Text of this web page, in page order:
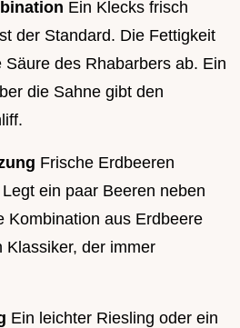
Ein Klecks frisch
der Standard. Die Fettigkeit
des Rhabarbers ab. Ein
die Sahne gibt den
Frische Erdbeeren
ein paar Beeren neben
Kombination aus Erdbeere
Klassiker, der immer
Ein leichter Riesling oder ein